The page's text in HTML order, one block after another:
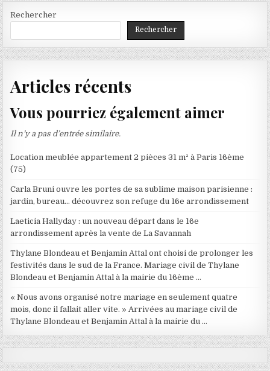
Rechercher
Rechercher
Articles récents
Vous pourriez également aimer
Il n’y a pas d’entrée similaire.
Location meublée appartement 2 pièces 31 m² à Paris 16ème
(75)
Carla Bruni ouvre les portes de sa sublime maison parisienne :
jardin, bureau… découvrez son refuge du 16e arrondissement
Laeticia Hallyday : un nouveau départ dans le 16e
arrondissement après la vente de La Savannah
Thylane Blondeau et Benjamin Attal ont choisi de prolonger les
festivités dans le sud de la France. Mariage civil de Thylane
Blondeau et Benjamin Attal à la mairie du 16ème …
« Nous avons organisé notre mariage en seulement quatre
mois, donc il fallait aller vite. » Arrivées au mariage civil de
Thylane Blondeau et Benjamin Attal à la mairie du …